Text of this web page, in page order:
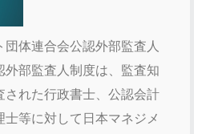
団体連合会公認外部監査人
外部監査人制度は、監査知
された行政書士、公認会計
等に対して日本マネジメ